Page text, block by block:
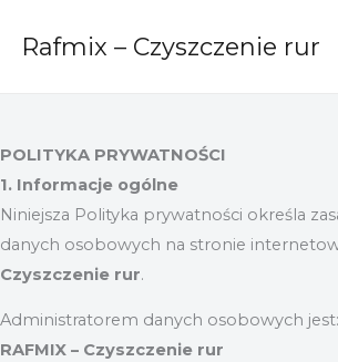
InhaltRafmix – Czyszczenie rur
POLITYKA PRYWATNOŚCI
1. Informacje ogólne
Niniejsza Polityka prywatności określa
danych osobowych na stronie
Czyszczenie rur.
Administratorem danych osobowych jest:
RAFMIX – Czyszczenie rur